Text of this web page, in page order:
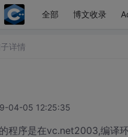
全部 博文收录
详情
04-05 12:25:35
程序是在vc.net2003,编译